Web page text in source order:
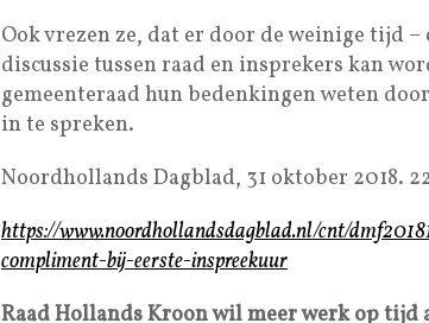
Ook vrezen ze, dat er door de weinige tijd
discussie tussen raad en insprekers kan
gemeenteraad hun bedenkingen weten
in te spreken.
Noordhollands Dagblad, 31 oktober 2018.
https://www.noordhollandsdagblad.nl/cnt/
compliment-bij-eerste-inspreekuur
Raad Hollands Kroon wil meer werk op tijd